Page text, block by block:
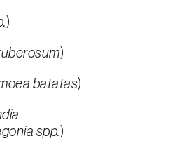
)
)
batatas)
spp.)